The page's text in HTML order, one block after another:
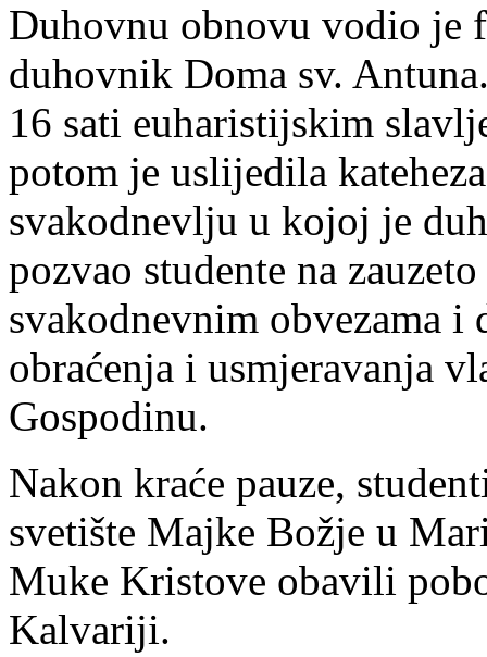
Duhovnu obnovu vodio
duhovnik Doma sv.
16 sati euharistijskim
potom je uslijedila
svakodnevlju u kojoj je
pozvao studente na
svakodnevnim obvezama i
obraćenja i usmjeravanja
Gospodinu.
Nakon kraće pauze,
svetište Majke Božje u
Muke Kristove obavili
Kalvariji.